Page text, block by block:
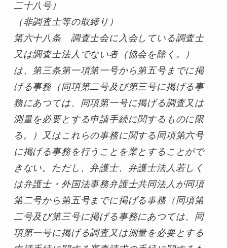
二十八号）
（非調査士等の取締り）
第六十八条　調査士会に入会している調査士
又は調査士法人でない者（協会を除く。）
は、第三条第一項第一号から第五号までに掲
げる事務（同項第二号及び第三号に掲げる事
務にあつては、同項第一号に掲げる調査又は
測量を必要とする申請手続に関するものに限
る。）又はこれらの事務に関する同項第六号
に掲げる事務を行うことを業とすることがで
きない。ただし、弁護士、弁護士法人若しく
は弁護士・外国法事務弁護士共同法人が同項
第二号から第五号までに掲げる事務（同項第
二号及び第三号に掲げる事務にあつては、同
項第一号に掲げる調査又は測量を必要とする